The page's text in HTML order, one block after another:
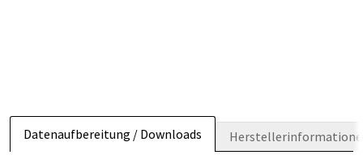
Datenaufbereitung / Downloads